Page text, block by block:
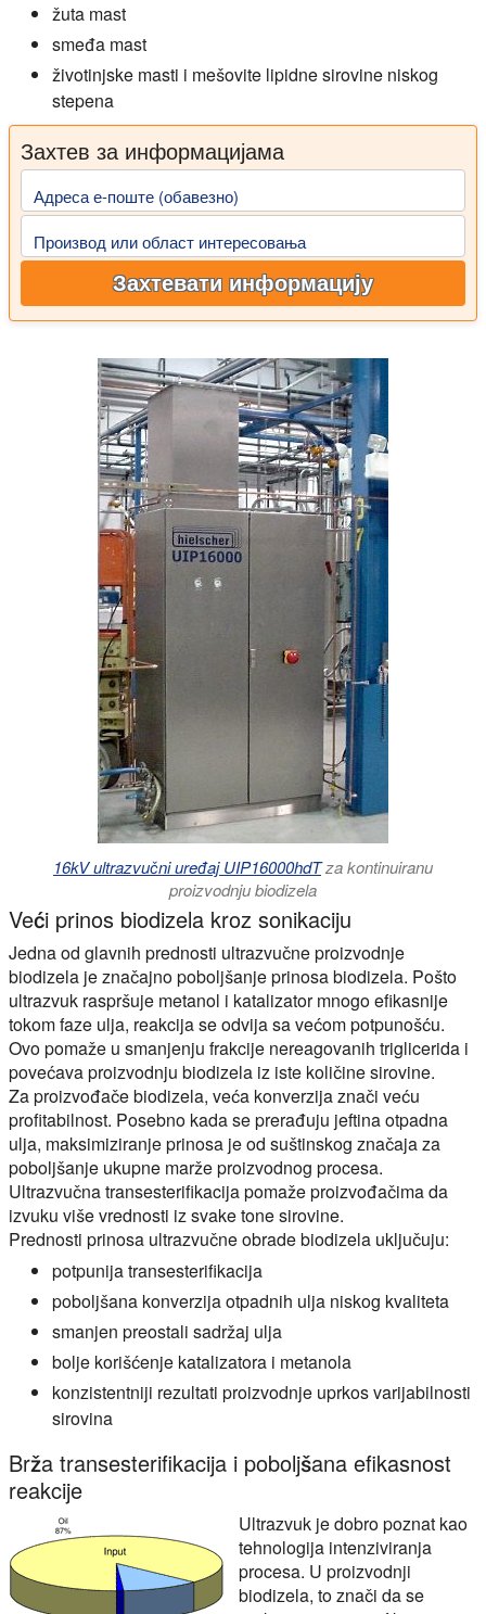
žuta mast
smeđa mast
životinjske masti i mešovite lipidne sirovine niskog
stepena
Захтев за информацијама
Адреса е-поште (обавезно)
Производ или област интересовања
Захтевати информацију
16kV ultrazvučni uređaj UIP16000hdTza kontinuiranu
proizvodnju biodizela
Veći prinos biodizela kroz sonikaciju
Jedna od glavnih prednosti ultrazvučne proizvodnje
biodizela je značajno poboljšanje prinosa biodizela. Pošto
ultrazvuk raspršuje metanol i katalizator mnogo efikasnije
tokom faze ulja, reakcija se odvija sa većom potpunošću.
Ovo pomaže u smanjenju frakcije nereagovanih triglicerida i
povećava proizvodnju biodizela iz iste količine sirovine.
Za proizvođače biodizela, veća konverzija znači veću
profitabilnost. Posebno kada se prerađuju jeftina otpadna
ulja, maksimiziranje prinosa je od suštinskog značaja za
poboljšanje ukupne marže proizvodnog procesa.
Ultrazvučna transesterifikacija pomaže proizvođačima da
izvuku više vrednosti iz svake tone sirovine.
Prednosti prinosa ultrazvučne obrade biodizela uključuju:
potpunija transesterifikacija
poboljšana konverzija otpadnih ulja niskog kvaliteta
smanjen preostali sadržaj ulja
bolje korišćenje katalizatora i metanola
konzistentniji rezultati proizvodnje uprkos varijabilnosti
sirovina
Brža transesterifikacija i poboljšana efikasnost
reakcije
Ultrazvuk je dobro poznat kao
tehnologija intenziviranja
procesa. U proizvodnji
biodizela, to znači da se